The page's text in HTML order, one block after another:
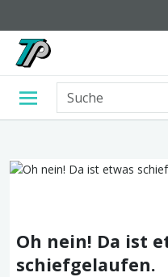
Oh nein! Da ist
schiefgelaufen.